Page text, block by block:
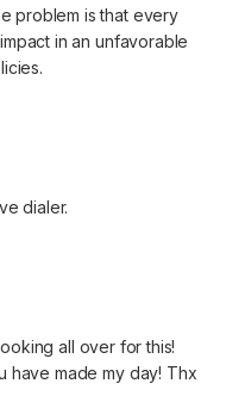
problem is that every
in an unfavorable
dialer.
all over for this!
have made my day! Thx